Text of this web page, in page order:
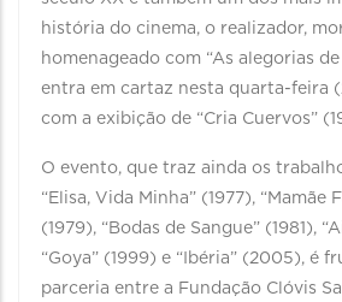
história do cinema, o realizador,
homenageado com “As alegorias
entra em cartaz nesta quarta-feira
com a exibição de “Cria Cuervos”
O evento, que traz ainda os
“Elisa, Vida Minha” (1977), “Mamãe
(1979), “Bodas de Sangue” (1981),
“Goya” (1999) e “Ibéria” (2005), é
parceria entre a Fundação Clóvis